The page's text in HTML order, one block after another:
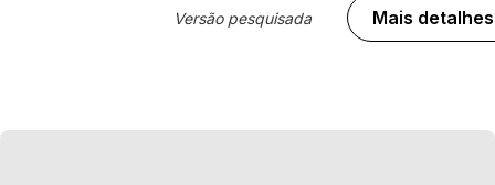
Versão pesquisada Mais detalhes